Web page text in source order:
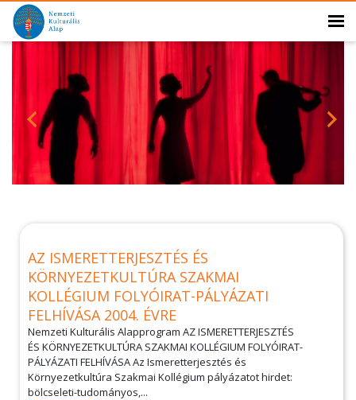
AZ ISMERETTERJESZTÉS ÉS
KÖRNYEZETKULTÚRA SZAKMAI
KOLLÉGIUM FOLYÓIRAT-PÁLYÁZATI
FELHÍVÁSA 2004. ÉVRE
Nemzeti Kulturális Alapprogram AZ ISMERETTERJESZTÉS
ÉS KÖRNYEZETKULTÚRA SZAKMAI KOLLÉGIUM FOLYÓIRAT-
PÁLYÁZATI FELHÍVÁSA Az Ismeretterjesztés és
Környezetkultúra Szakmai Kollégium pályázatot hirdet:
bölcseleti-tudományos,...